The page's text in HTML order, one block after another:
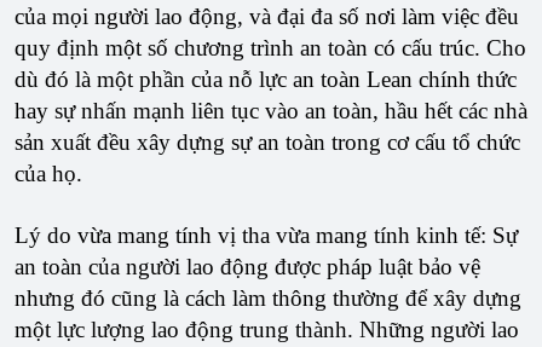
của mọi người lao động, và đại đa số nơi làm việc đều
quy định một số chương trình an toàn có cấu trúc. Cho
dù đó là một phần của nỗ lực an toàn Lean chính thức
hay sự nhấn mạnh liên tục vào an toàn, hầu hết các nhà
sản xuất đều xây dựng sự an toàn trong cơ cấu tổ chức
của họ.
Lý do vừa mang tính vị tha vừa mang tính kinh tế: Sự
an toàn của người lao động được pháp luật bảo vệ
nhưng đó cũng là cách làm thông thường để xây dựng
một lực lượng lao động trung thành. Những người lao